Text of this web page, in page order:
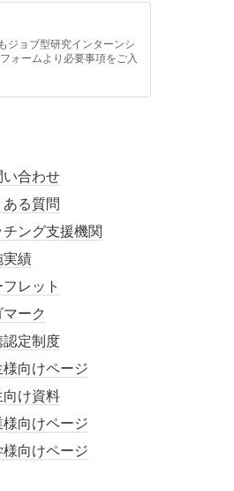
ジョブ型研究インターンシ
ォームより必要事項をご入
い合わせ
ある質問
チング支援機関
績
フレット
マーク
定制度
向けページ
け資料
向けページ
様向けページ